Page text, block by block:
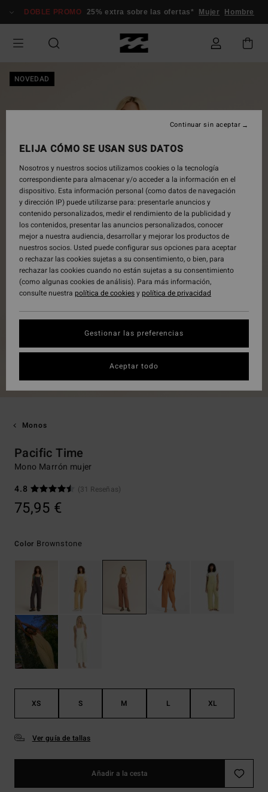
información
DOBLE PROMO 25% extra sobre las ofertas* Mujer Hombre
NOVEDAD
Monos
Pacific Time
Mono Marrón mujer
4.8
(31 Reseñas)
75,95 €
Color Brownstone
XS S M L XL
Ver guía de tallas
Añadir a la cesta
ELIJA CÓMO SE USAN SUS DATOS
Nosotros y nuestros socios utilizamos cookies o la tecnología
correspondiente para almacenar y/o acceder a la información en el
dispositivo. Esta información personal (como datos de navegación
y dirección IP) puede utilizarse para: presentarle anuncios y
contenido personalizados, medir el rendimiento de la publicidad y
los contenidos, presentar las anuncios personalizados, conocer
mejor a nuestra audiencia, desarrollar y mejorar los productos de
nuestros socios. Usted puede configurar sus opciones para aceptar
o rechazar las cookies sujetas a su consentimiento, o bien, para
rechazar las cookies cuando no están sujetas a su consentimiento
(como algunas cookies de análisis). Para más información,
consulte nuestra política de cookiesypolítica de privacidad
Gestionar las preferencias
Continuar sin aceptar
Aceptar todo